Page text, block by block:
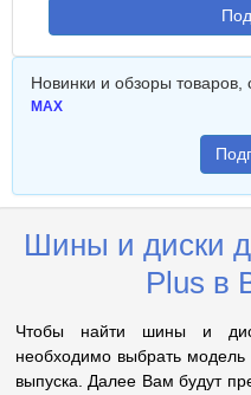
Новинки и обзоры товаров,
MAX
Шины и диски
Plus в
Чтобы найти шины и
необходимо выбрать
выпуска. Далее Вам будут